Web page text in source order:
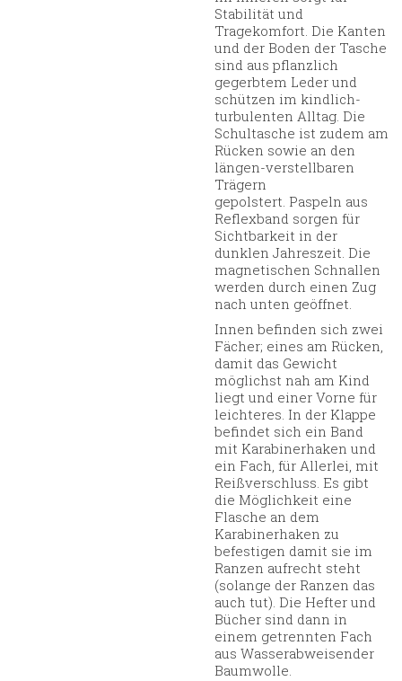
Stabilität und
Tragekomfort. Die Kanten
und der Boden der Tasche
sind aus pflanzlich
gegerbtem Leder und
schützen im kindlich-
turbulenten Alltag. Die
Schultasche ist zudem am
Rücken sowie an den
längen-verstellbaren
Trägern
gepolstert. Paspeln aus
Reflexband sorgen für
Sichtbarkeit in der
dunklen Jahreszeit. Die
magnetischen Schnallen
werden durch einen Zug
nach unten geöffnet.
Innen befinden sich zwei
Fächer; eines am Rücken,
damit das Gewicht
möglichst nah am Kind
liegt und einer Vorne für
leichteres. In der Klappe
befindet sich ein Band
mit Karabinerhaken und
ein Fach, für Allerlei, mit
Reißverschluss. Es gibt
die Möglichkeit eine
Flasche an dem
Karabinerhaken zu
befestigen damit sie im
Ranzen aufrecht steht
(solange der Ranzen das
auch tut). Die Hefter und
Bücher sind dann in
einem getrennten Fach
aus Wasserabweisender
Baumwolle.